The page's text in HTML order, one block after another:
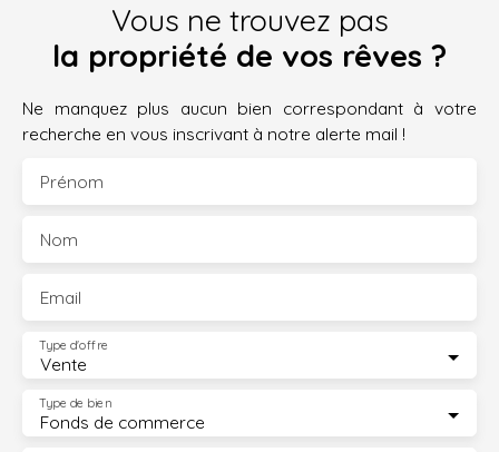
Vous ne trouvez pas
la propriété de vos rêves ?
Ne manquez plus aucun bien correspondant à votre
recherche en vous inscrivant à notre alerte mail !
Prénom
Nom
Email
Vente
Type d'offre
Fonds de commerce
Type de bien